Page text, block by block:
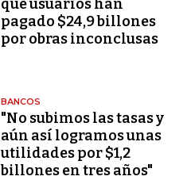
que usuarios han
pagado $24,9 billones
por obras inconclusas
BANCOS
"No subimos las tasas y
aún así logramos unas
utilidades por $1,2
billones en tres años"